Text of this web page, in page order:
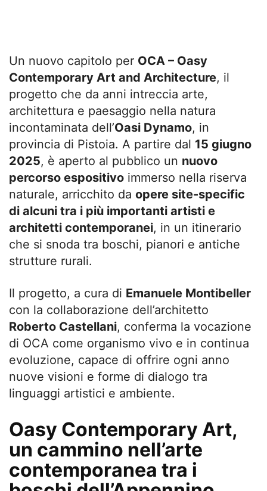
Un nuovo capitolo per OCA – Oasy
Contemporary Art and Architecture, il
progetto che da anni intreccia arte,
architettura e paesaggio nella natura
incontaminata dell’Oasi Dynamo, in
provincia di Pistoia. A partire dal 15 giugno
2025, è aperto al pubblico un nuovo
percorso espositivo immerso nella riserva
naturale, arricchito da opere site-specific
di alcuni tra i più importanti artisti e
architetti contemporanei, in un itinerario
che si snoda tra boschi, pianori e antiche
strutture rurali.
Il progetto, a cura di Emanuele Montibeller
con la collaborazione dell’architetto
Roberto Castellani, conferma la vocazione
di OCA come organismo vivo e in continua
evoluzione, capace di offrire ogni anno
nuove visioni e forme di dialogo tra
linguaggi artistici e ambiente.
Oasy Contemporary Art,
un cammino nell’arte
contemporanea tra i